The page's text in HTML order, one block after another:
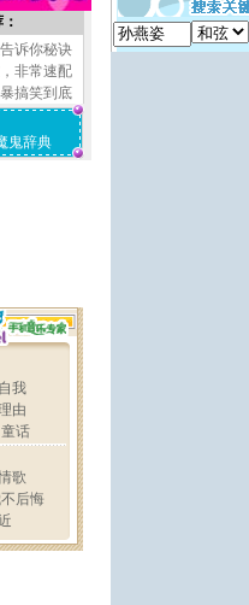
诉你秘诀
非常速配
搞笑到底
鬼辞典